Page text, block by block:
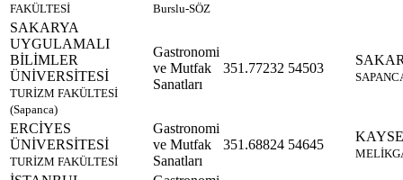
FAKÜLTESİ
Burslu-SÖZ
SAKARYA
UYGULAMALI
BİLİMLER
ÜNİVERSİTESİ
TURİZM FAKÜLTESİ
(Sapanca)
Gastronomi
ve Mutfak
Sanatları
351.77232 54503
ERCİYES
ÜNİVERSİTESİ
TURİZM FAKÜLTESİ
Gastronomi
ve Mutfak
Sanatları
351.68824 54645